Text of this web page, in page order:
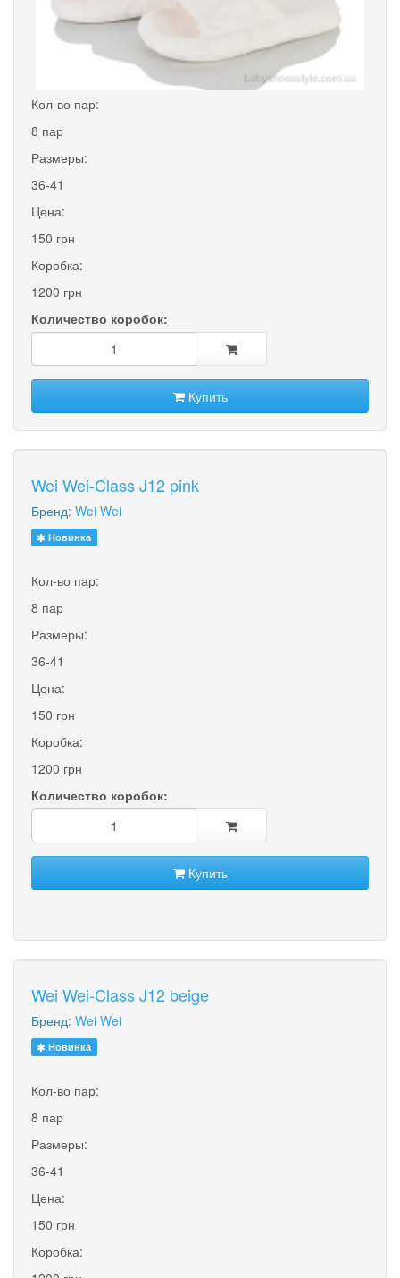
Кол-во пар:
8 пар
Размеры:
36-41
Цена:
150 грн
Коробка:
1200 грн
Количество коробок:
Купить
Wei Wei-Class J12 pink
Бренд: Wei Wei
Новинка
Кол-во пар:
8 пар
Размеры:
36-41
Цена:
150 грн
Коробка:
1200 грн
Количество коробок:
Купить
Wei Wei-Class J12 beige
Бренд: Wei Wei
Новинка
Кол-во пар:
8 пар
Размеры:
36-41
Цена:
150 грн
Коробка: